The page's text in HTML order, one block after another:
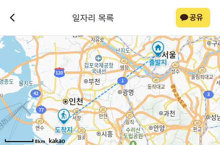
일자리 목록 공유
8km
8km
8km
8km
8km
8km
8km
8km